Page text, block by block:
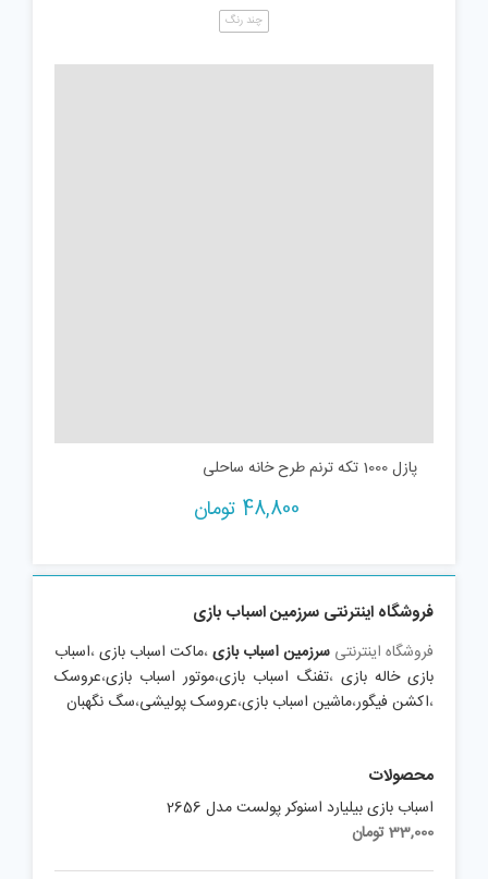
چند رنگ
پازل 1000 تکه ترنم طرح خانه ساحلی
48,800 تومان
فروشگاه اینترنتی سرزمین اسباب بازی
فروشگاه اینترنتی سرزمین اسباب بازی،ماکت اسباب بازی،اسباب
بازی خاله بازی ،تفنگ اسباب بازی،موتور اسباب بازی،عروسک
،اکشن فیگور،ماشین اسباب بازی،عروسک پولیشی،سگ نگهبان
محصولات
اسباب بازی بیلیارد اسنوکر پولست مدل 2656
33,000تومان